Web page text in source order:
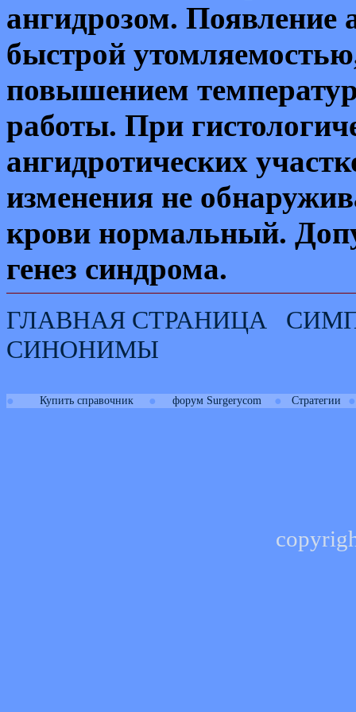
ангидрозом. Появление
быстрой
повышением
работы. При
ангидротических
изменения не
крови нормальный.
генез синдрома.
ГЛАВНАЯ СТРАНИЦА
СИНОНИМЫ
● Купить справочник ● форум Surgerycom ● Стратегии ●